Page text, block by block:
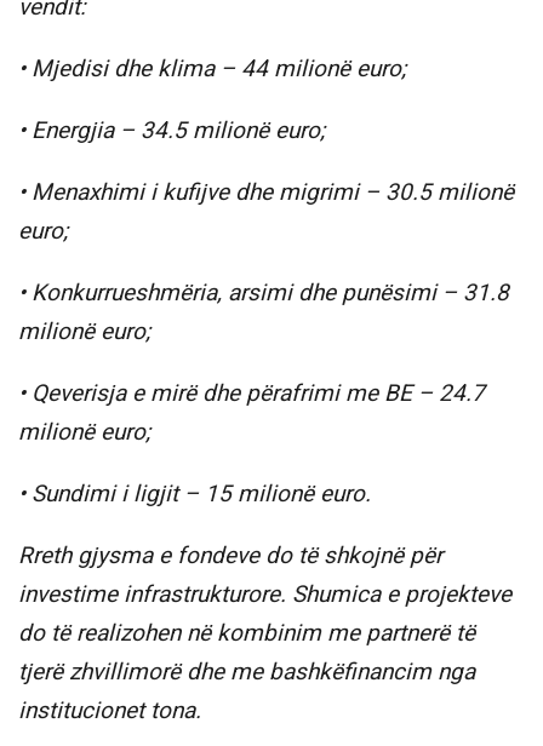
vendit:
• Mjedisi dhe klima – 44 milionë euro;
• Energjia – 34.5 milionë euro;
• Menaxhimi i kufijve dhe migrimi – 30.5 milionë
euro;
• Konkurrueshmëria, arsimi dhe punësimi – 31.8
milionë euro;
• Qeverisja e mirë dhe përafrimi me BE – 24.7
milionë euro;
• Sundimi i ligjit – 15 milionë euro.
Rreth gjysma e fondeve do të shkojnë për
investime infrastrukturore. Shumica e projekteve
do të realizohen në kombinim me partnerë të
tjerë zhvillimorë dhe me bashkëfinancim nga
institucionet tona.